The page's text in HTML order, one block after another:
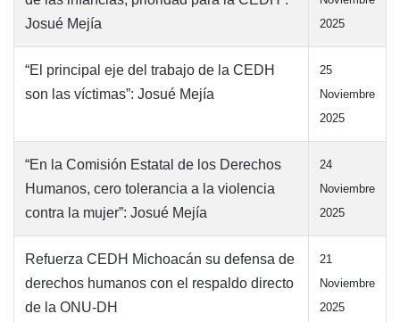
Josué Mejía
2025
“El principal eje del trabajo de la CEDH
son las víctimas”: Josué Mejía
25
Noviembre
2025
“En la Comisión Estatal de los Derechos
Humanos, cero tolerancia a la violencia
contra la mujer”: Josué Mejía
24
Noviembre
2025
Refuerza CEDH Michoacán su defensa de
derechos humanos con el respaldo directo
de la ONU-DH
21
Noviembre
2025